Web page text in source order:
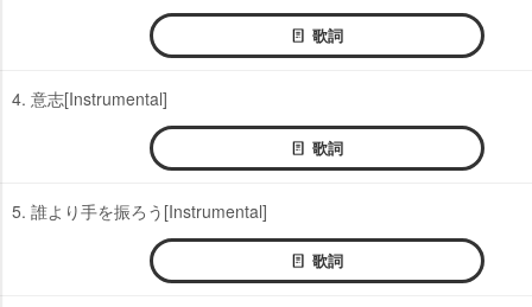
歌詞
4. 意志[Instrumental]
歌詞
5. 誰より手を振ろう[Instrumental]
歌詞